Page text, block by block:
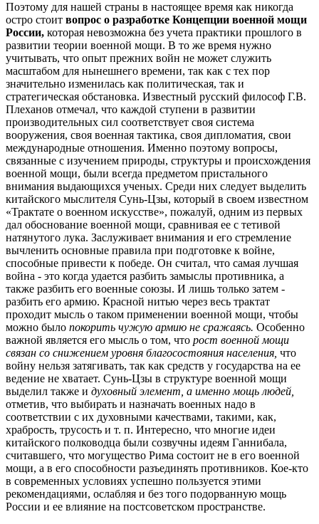
Поэтому для нашей страны в настоящее время как никогда
остро стоит вопрос о разработке Концепции военной мощи
России, которая невозможна без учета практики прошлого в
развитии теории военной мощи. В то же время нужно
учитывать, что опыт прежних войн не может служить
масштабом для нынешнего времени, так как с тех пор
значительно изменилась как политическая, так и
стратегическая обстановка. Известный русский философ Г.В.
Плеханов отмечал, что каждой ступени в развитии
производительных сил соответствует своя система
вооружения, своя военная тактика, своя дипломатия, свои
международные отношения. Именно поэтому вопросы,
связанные с изучением природы, структуры и происхождения
военной мощи, были всегда предметом пристального
внимания выдающихся ученых. Среди них следует выделить
китайского мыслителя Сунь-Цзы, который в своем известном
«Трактате о военном искусстве», пожалуй, одним из первых
дал обоснование военной мощи, сравнивая ее с тетивой
натянутого лука. Заслуживает внимания и его стремление
вычленить основные правила при подготовке к войне,
способные привести к победе. Он считал, что самая лучшая
война - это когда удается разбить замыслы противника, а
также разбить его военные союзы. И лишь только затем -
разбить его армию. Красной нитью через весь трактат
проходит мысль о таком применении военной мощи, чтобы
можно было покорить чужую армию не сражаясь. Особенно
важной является его мысль о том, что рост военной мощи
связан со снижением уровня благосостояния населения, что
войну нельзя затягивать, так как средств у государства на ее
ведение не хватает. Сунь-Цзы в структуре военной мощи
выделил также и духовный элемент, а именно мощь людей,
отметив, что выбирать и назначать военных надо в
соответствии с их духовными качествами, такими, как,
храбрость, трусость и т. п. Интересно, что многие идеи
китайского полководца были созвучны идеям Ганнибала,
считавшего, что могущество Рима состоит не в его военной
мощи, а в его способности разъединять противников. Кое-кто
в современных условиях успешно пользуется этими
рекомендациями, ослабляя и без того подорванную мощь
России и ее влияние на постсоветском пространстве.